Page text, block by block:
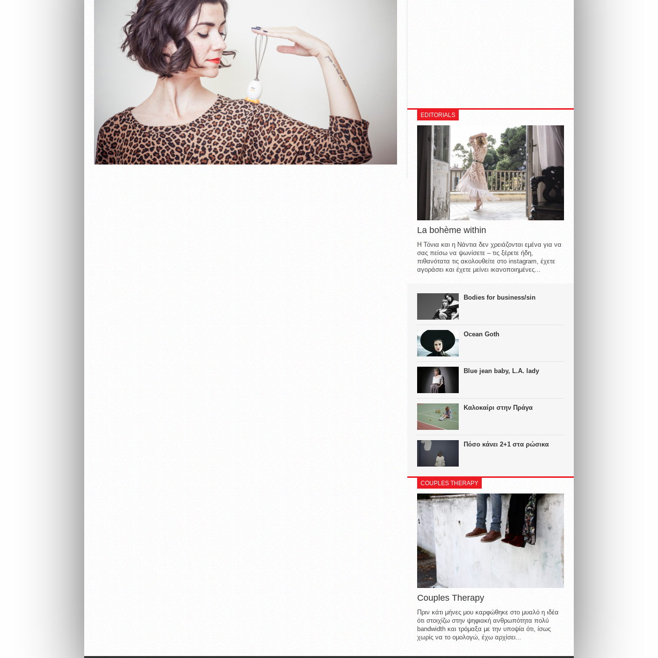
EDITORIALS
La bohème within
Η Τόνια και η Νάντια δεν χρειάζονται εμένα για να
σας πείσω να ψωνίσετε – τις ξέρετε ήδη,
πιθανότατα τις ακολουθείτε στο instagram, έχετε
αγοράσει και έχετε μείνει ικανοποιημένες...
Bodies for business/sin
Ocean Goth
Blue jean baby, L.A. lady
Καλοκαίρι στην Πράγα
Πόσο κάνει 2+1 στα ρώσικα
COUPLES THERAPY
Couples Therapy
Πριν κάτι μήνες μου καρφώθηκε στο μυαλό η ιδέα
ότι στοιχίζω στην ψηφιακή ανθρωπότητα πολύ
bandwidth και τρόμαξα με την υποψία ότι, ίσως
χωρίς να το ομολογώ, έχω αρχίσει...